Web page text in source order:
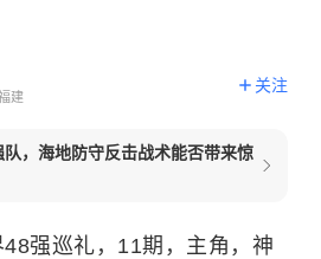
建
关注
，海地防守反击战术能否带来惊
强巡礼，11期，主角，神